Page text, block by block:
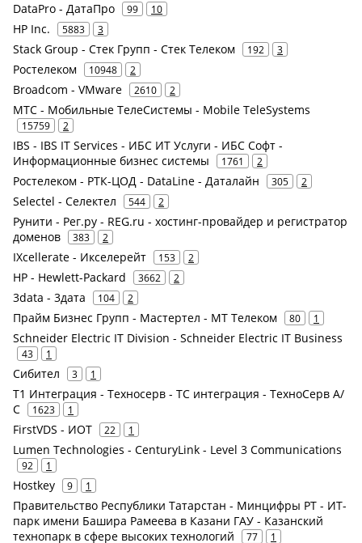
DataPro - ДатаПро 99 10
HP Inc. 5883 3
Stack Group - Стек Групп - Стек Телеком 192 3
Ростелеком 10948 2
Broadcom - VMware 2610 2
МТС - Мобильные ТелеСистемы - Mobile TeleSystems
15759 2
IBS - IBS IT Services - ИБС ИТ Услуги - ИБС Софт -
Информационные бизнес системы
1761 2
Ростелеком - РТК-ЦОД - DataLine - Даталайн 305 2
Selectel - Селектел 544 2
Рунити - Рег.ру - REG.ru - хостинг-провайдер и регистратор
доменов
383 2
IXcellerate - Икселерейт 153 2
HP - Hewlett-Packard 3662 2
3data - 3дата 104 2
Прайм Бизнес Групп - Мастертел - МТ Телеком 80 1
Schneider Electric IT Division - Schneider Electric IT Business
43 1
Сибител 3 1
Т1 Интеграция - Техносерв - ТС интеграция - ТехноСерв А/
С
1623 1
FirstVDS - ИОТ 22 1
Lumen Technologies - CenturyLink - Level 3 Communications
92 1
Hostkey 9 1
Правительство Республики Татарстан - Минцифры РТ - ИТ-
парк имени Башира Рамеева в Казани ГАУ - Казанский
технопарк в сфере высоких технологий
77 1